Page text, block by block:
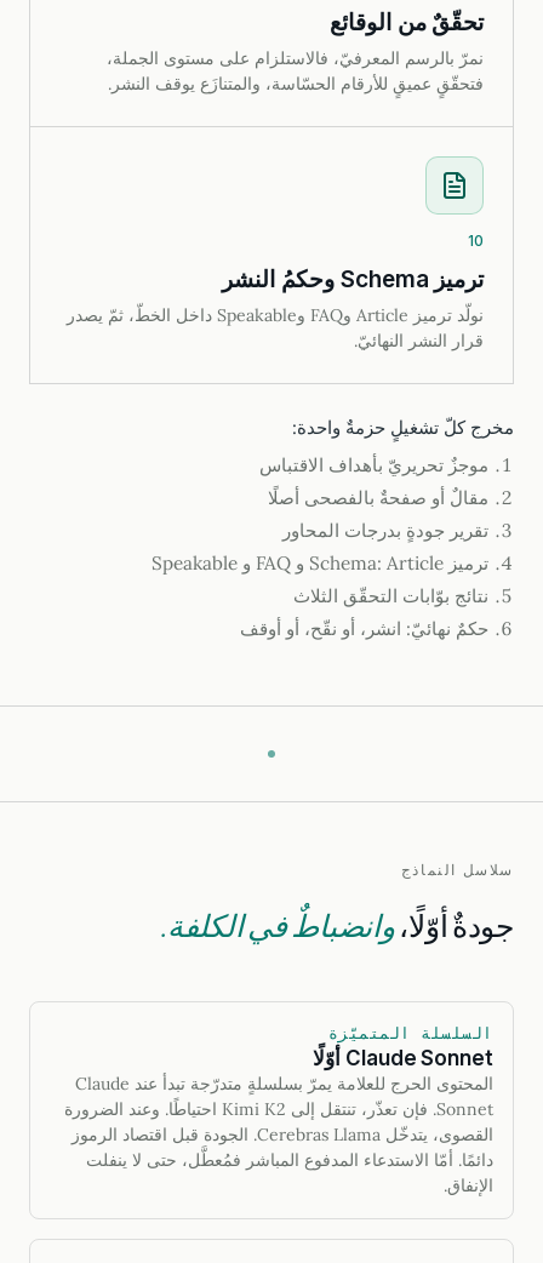
تحقّقٌ من الوقائع
نمرّ بالرسم المعرفيّ، فالاستلزام على مستوى الجملة،
فتحقّقٍ عميقٍ للأرقام الحسّاسة، والمتنازَع يوقف النشر.
10
ترميز Schema وحكمُ النشر
نولّد ترميز Article وFAQ وSpeakable داخل الخطّ، ثمّ يصدر
قرار النشر النهائيّ.
مخرج كلّ تشغيلٍ حزمةٌ واحدة:
موجزٌ تحريريّ بأهداف الاقتباس
مقالٌ أو صفحةٌ بالفصحى أصلًا
تقرير جودةٍ بدرجات المحاور
ترميز Schema: Article و FAQ و Speakable
نتائج بوّابات التحقّق الثلاث
حكمٌ نهائيّ: انشر، أو نقّح، أو أوقف
سلاسل النماذج
جودةٌ أوّلًا،وانضباطٌ في الكلفة.
السلسلة المتميّزة
Claude Sonnet أوّلًا
المحتوى الحرج للعلامة يمرّ بسلسلةٍ متدرّجة تبدأ عند Claude
Sonnet. فإن تعذّر، تنتقل إلى Kimi K2 احتياطًا. وعند الضرورة
القصوى، يتدخّل Cerebras Llama. الجودة قبل اقتصاد الرموز
دائمًا. أمّا الاستدعاء المدفوع المباشر فمُعطَّل، حتى لا ينفلت
الإنفاق.